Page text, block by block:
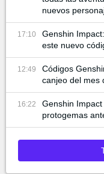
nuevos
17:10
Genshin
este nuevo
12:49
Códigos
canjeo del mes
16:22
Genshin
protogemas